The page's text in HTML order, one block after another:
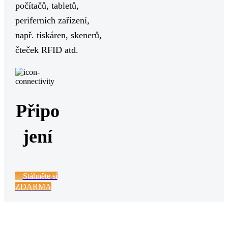
počítačů, tabletů,
periferních zařízení,
např. tiskáren, skenerů,
čteček RFID atd.
Připo
jení
Stáhněte si
ZDARMA